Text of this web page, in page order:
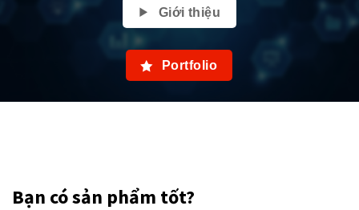
Giới thiệu
Portfolio
Bạn có sản phẩm tốt?